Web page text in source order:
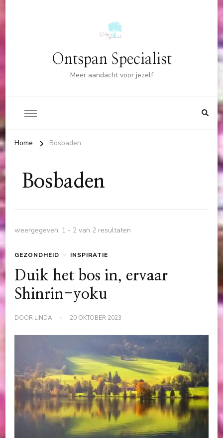
Ontspan Specialist
Meer aandacht voor jezelf
Home Bosbaden
Bosbaden
weergegeven: 1 - 2 van 2 resultaten
GEZONDHEID INSPIRATIE
Duik het bos in, ervaar
Shinrin-yoku
DOOR LINDA 20 OKTOBER 2023